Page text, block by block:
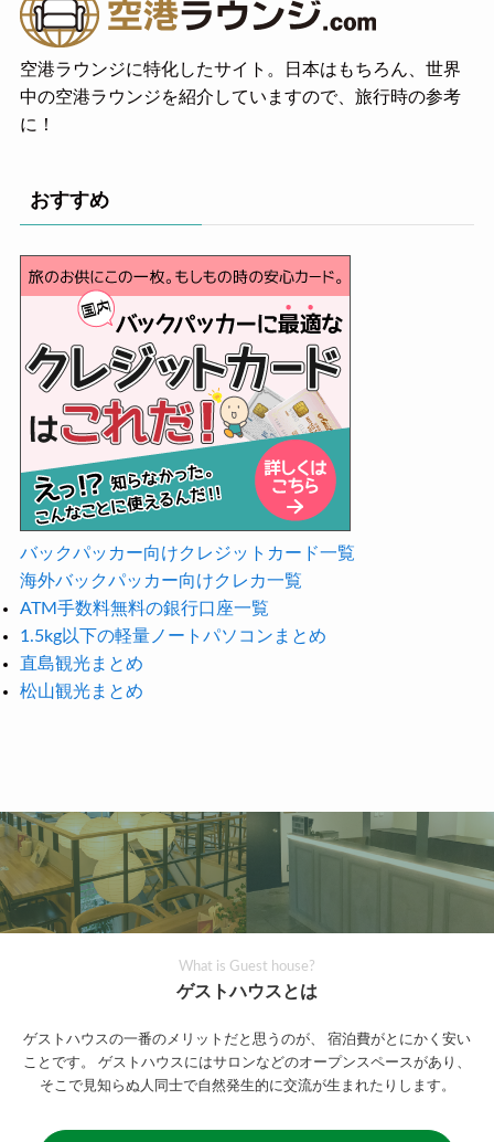
空港ラウンジに特化したサイト。日本はもちろん、世界
中の空港ラウンジを紹介していますので、旅行時の参考
に！
おすすめ
バックパッカー向けクレジットカード一覧
海外バックパッカー向けクレカ一覧
ATM手数料無料の銀行口座一覧
1.5kg以下の軽量ノートパソコンまとめ
直島観光まとめ
松山観光まとめ
What is Guest house?
ゲストハウスとは
ゲストハウスの一番のメリットだと思うのが、
宿泊費がとにかく安い
ことです。
ゲストハウスにはサロンなどのオープンスペースがあり、
そこで見知らぬ人同士で自然発生的に交流が生まれたりします。